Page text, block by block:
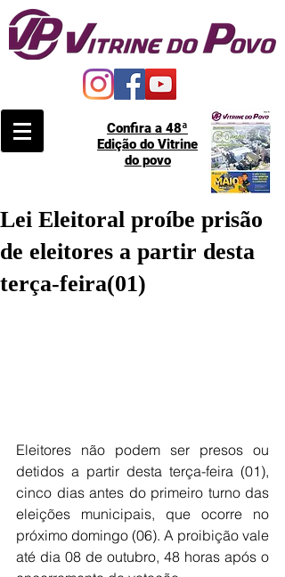
Confira a 48ª
Edição do Vitrine
do povo
Lei Eleitoral proíbe prisão
de eleitores a partir desta
terça-feira(01)
Eleitores não podem ser presos ou
detidos a partir desta terça-feira (01),
cinco dias antes do primeiro turno das
eleições municipais, que ocorre no
próximo domingo (06). A proibição vale
até dia 08 de outubro, 48 horas após o